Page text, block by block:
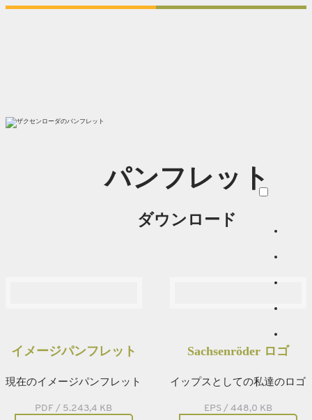
パンフレット
ダウンロード
イメージパンフレット
現在のイメージパンフレット
PDF / 5.243,4 KB
Sachsenröder ロゴ
イップスとしての私達のロゴ
EPS / 448,0 KB